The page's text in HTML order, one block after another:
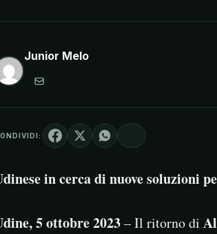
Junior Melo
in cerca di nuove soluzioni
5 ottobre 2023– Il ritorno di